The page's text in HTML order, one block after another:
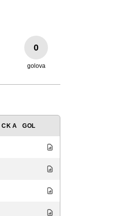
0
golova
CK A GOL